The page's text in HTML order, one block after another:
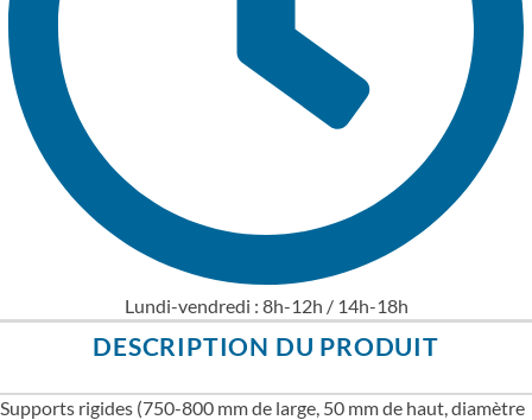
Lundi-vendredi : 8h-12h / 14h-18h
DESCRIPTION DU PRODUIT
Supports rigides (750-800 mm de large, 50 mm de haut, diamètre